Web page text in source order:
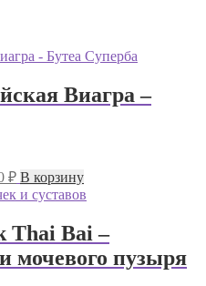
Виагра –
₽.
₽Текущая
цена:
В корзину
Thai Bai –
мочевого пузыря